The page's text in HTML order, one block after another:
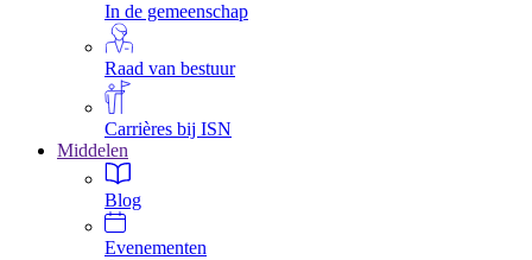
In de gemeenschap
Raad van bestuur
Carrières bij ISN
Middelen
Blog
Evenementen